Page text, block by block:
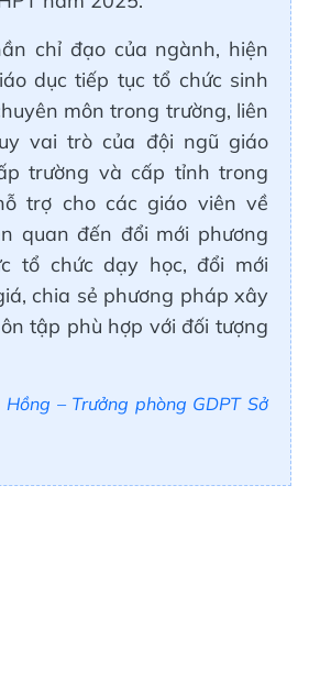
chỉ đạo của ngành, hiện
dục tiếp tục tổ chức sinh
môn trong trường, liên
vai trò của đội ngũ giáo
trường và cấp tỉnh trong
trợ cho các giáo viên về
quan đến đổi mới phương
tổ chức dạy học, đổi mới
chia sẻ phương pháp xây
tập phù hợp với đối tượng
– Trưởng phòng GDPT Sở